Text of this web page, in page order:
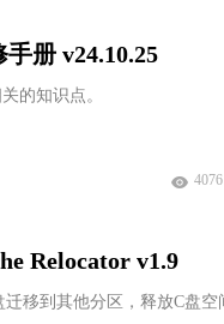
册 v24.10.25
的知识点。
4076
Relocator v1.9
移到其他分区，释放C盘空